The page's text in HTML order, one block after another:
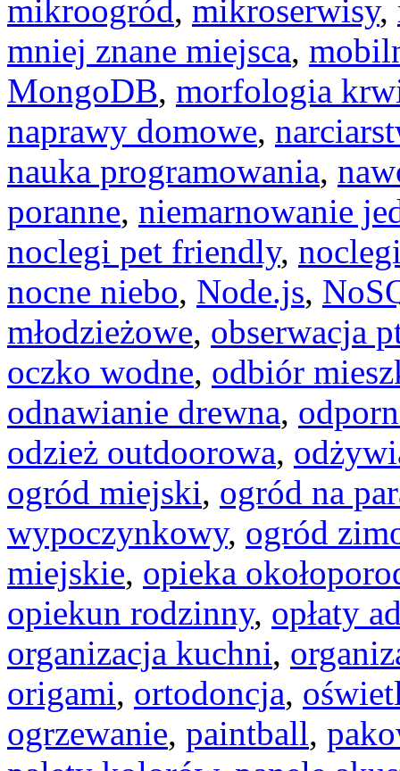
mikroogród, mikroserwisy,
mniej znane miejsca,
MongoDB, morfologia
naprawy domowe,
nauka programowania,
poranne, niemarnowanie
noclegi pet friendly,
nocne niebo, Node.js,
młodzieżowe, obserwacja
oczko wodne, odbiór
odnawianie drewna,
odzież outdoorowa,
ogród miejski, ogród na
wypoczynkowy, ogród
miejskie, opieka
opiekun rodzinny, opłaty
organizacja kuchni,
origami, ortodoncja,
ogrzewanie, paintball,